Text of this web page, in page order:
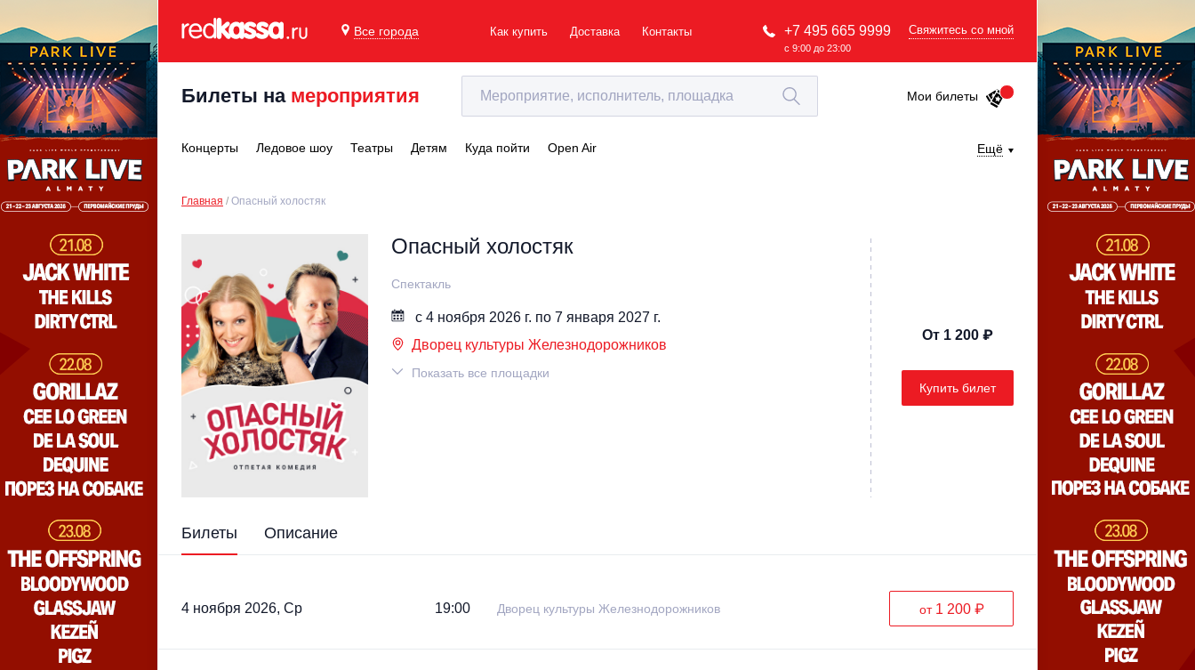
Все города Как купить Доставка Контакты +7 495 665 9999
с 9:00 до 23:00
Свяжитесь со мной
Билеты на мероприятия Мои билеты
Концерты Ледовое шоу Театры Детям Куда пойти Open Air Ещё
Главная Опасный холостяк
Опасный холостяк
Спектакль
с 4 ноября 2026 г. по 7 января 2027 г.
Дворец культуры Железнодорожников
Показать все площадки
От 1 200 ₽
Купить билет
Билеты Описание
4 ноября 2026, Ср 19:00 Дворец культуры Железнодорожников от 1 200 ₽